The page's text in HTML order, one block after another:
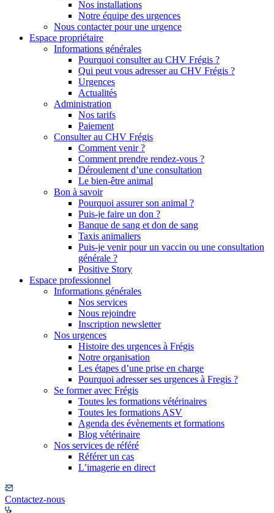
Nos installations
Notre équipe des urgences
Nous contacter pour une urgence
Espace propriétaire
Informations générales
Pourquoi consulter au CHV Frégis ?
Qui peut vous adresser au CHV Frégis ?
Urgences
Actualités
Administration
Nos tarifs
Paiement
Consulter au CHV Frégis
Comment venir ?
Comment prendre rendez-vous ?
Déroulement d’une consultation
Le bien-être animal
Bon à savoir
Pourquoi assurer son animal ?
Puis-je faire un don ?
Banque de sang et don de sang
Taxis animaliers
Puis-je venir pour un vaccin ou une consultation
générale ?
Positive Story
Espace professionnel
Informations générales
Nos services
Nous rejoindre
Inscription newsletter
Nos urgences
Histoire des urgences à Frégis
Notre organisation
Les étapes d’une prise en charge
Pourquoi adresser ses urgences à Fregis ?
Se former avec Frégis
Toutes les formations vétérinaires
Toutes les formations ASV
Agenda des évènements et formations
Blog vétérinaire
Nos services de référé
Référer un cas
L’imagerie en direct
Contactez-nous